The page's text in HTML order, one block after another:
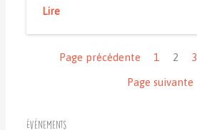
Lire
Page précédente
1 2 3
Page suivante
Événements